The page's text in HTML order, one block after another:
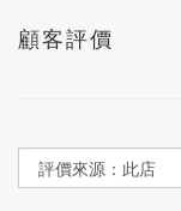
顧客評價